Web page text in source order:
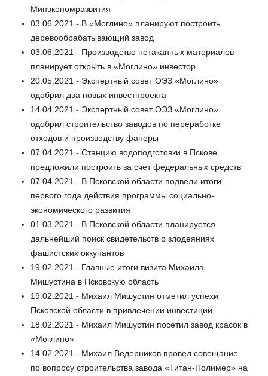
Минэкономразвития
03.06.2021 - В «Моглино» планируют построить
деревообрабатывающий завод
03.06.2021 - Производство нетаканных материалов
планирует открыть в «Моглино» инвестор
20.05.2021 - Экспертный совет ОЭЗ «Моглино»
одобрил два новых инвестпроекта
14.04.2021 - Экспертный совет ОЭЗ «Моглино»
одобрил строительство заводов по переработке
отходов и производству фанеры
07.04.2021 - Станцию водоподготовки в Пскове
предложили построить за счет федеральных средств
07.04.2021 - В Псковской области подвели итоги
первого года действия программы социально-
экономического развития
01.03.2021 - В Псковской области планируется
дальнейший поиск свидетельств о злодеяниях
фашистских оккупантов
19.02.2021 - Главные итоги визита Михаила
Мишустина в Псковскую область
19.02.2021 - Михаил Мишустин отметил успехи
Псковской области в привлечении инвестиций
18.02.2021 - Михаил Мишустин посетил завод красок в
«Моглино»
14.02.2021 - Михаил Ведерников провел совещание
по вопросу строительства завода «Титан-Полимер» на